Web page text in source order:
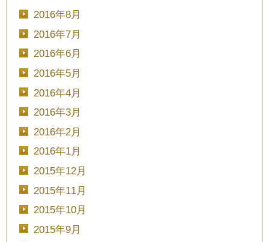
2016年8月
2016年7月
2016年6月
2016年5月
2016年4月
2016年3月
2016年2月
2016年1月
2015年12月
2015年11月
2015年10月
2015年9月